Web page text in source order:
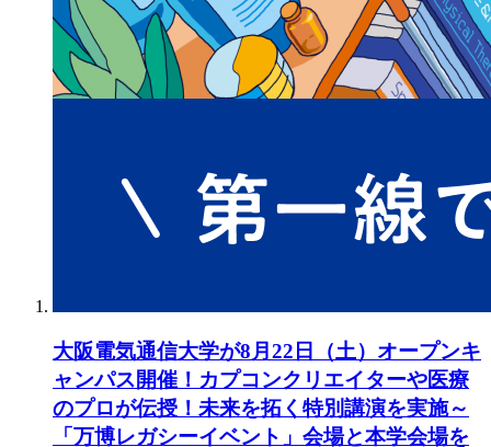
大阪電気通信大学が8月22日（土）オープンキ
ャンパス開催！カプコンクリエイターや医療
のプロが伝授！未来を拓く特別講演を実施～
「万博レガシーイベント」会場と本学会場を